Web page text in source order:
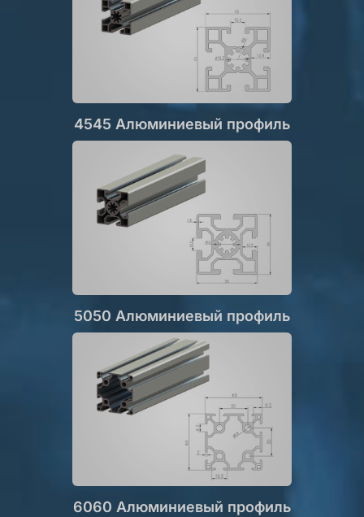
4545 Алюминиевый профиль
5050 Алюминиевый профиль
6060 Алюминиевый профиль